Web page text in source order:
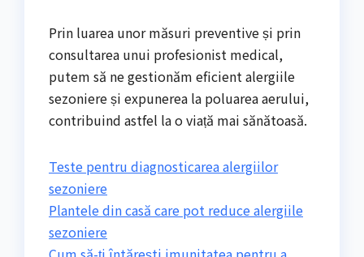
Prin luarea unor măsuri preventive și prin
consultarea unui profesionist medical,
putem să ne gestionăm eficient alergiile
sezoniere și expunerea la poluarea aerului,
contribuind astfel la o viață mai sănătoasă.
Teste pentru diagnosticarea alergiilor
sezoniere
Plantele din casă care pot reduce alergiile
sezoniere